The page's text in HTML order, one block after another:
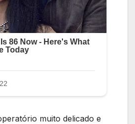
muito delicado e